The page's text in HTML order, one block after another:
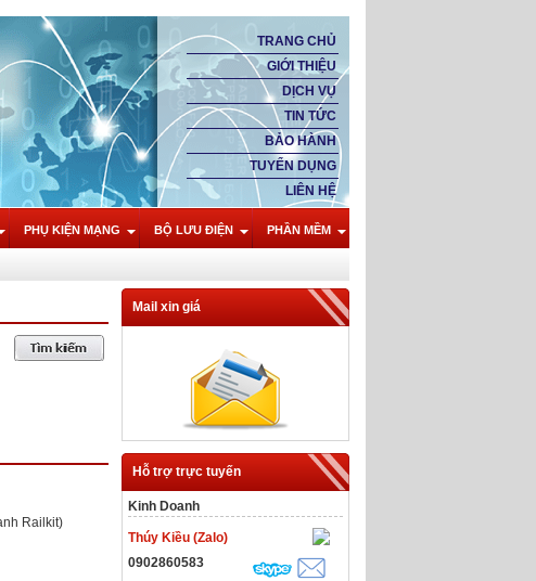
TRANG CHỦ
GIỚI THIỆU
DỊCH VỤ
TIN TỨC
BẢO HÀNH
TUYỂN DỤNG
LIÊN HỆ
PHỤ KIỆN MẠNG BỘ LƯU ĐIỆN PHẦN MỀM
Railkit)
Mail xin giá
Hỗ trợ trực tuyến
Kinh Doanh
Thúy Kiều (Zalo)
0902860583